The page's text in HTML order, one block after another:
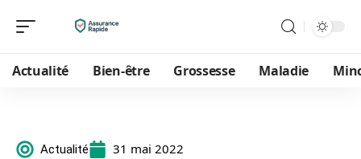
Actualité Bien-être Grossesse Maladie
Actualité 31 mai 2022